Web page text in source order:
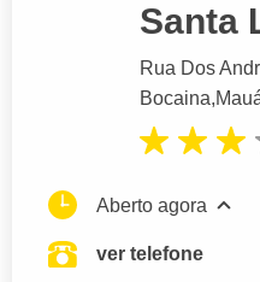
Santa
Rua Dos
Bocaina,
Aberto agora
ver telefone